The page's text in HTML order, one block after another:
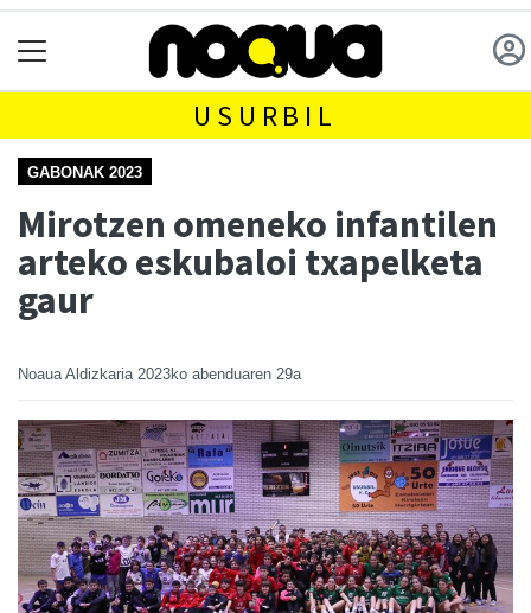
USURBIL
GABONAK 2023
Mirotzen omeneko infantilen
arteko eskubaloi txapelketa
gaur
Noaua Aldizkaria 2023ko abenduaren 29a